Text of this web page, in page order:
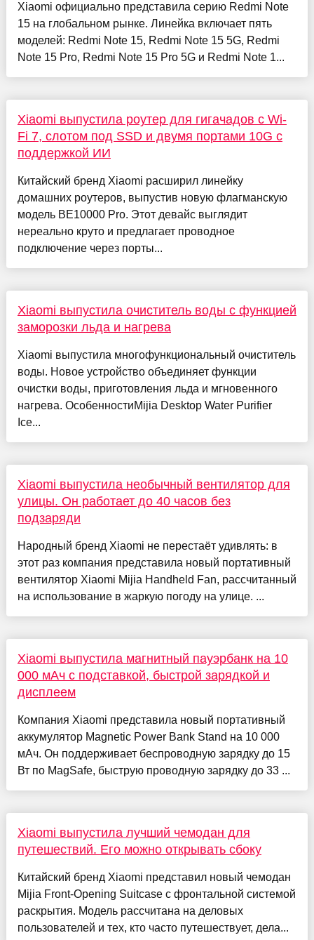
Xiaomi официально представила серию Redmi Note
15 на глобальном рынке. Линейка включает пять
моделей: Redmi Note 15, Redmi Note 15 5G, Redmi
Note 15 Pro, Redmi Note 15 Pro 5G и Redmi Note 1...
Xiaomi выпустила роутер для гигачадов с Wi-
Fi 7, слотом под SSD и двумя портами 10G с
поддержкой ИИ
Китайский бренд Xiaomi расширил линейку
домашних роутеров, выпустив новую флагманскую
модель BE10000 Pro. Этот девайс выглядит
нереально круто и предлагает проводное
подключение через порты...
Xiaomi выпустила очиститель воды с функцией
заморозки льда и нагрева
Xiaomi выпустила многофункциональный очиститель
воды. Новое устройство объединяет функции
очистки воды, приготовления льда и мгновенного
нагрева. ОсобенностиMijia Desktop Water Purifier
Ice...
Xiaomi выпустила необычный вентилятор для
улицы. Он работает до 40 часов без
подзаряди
Народный бренд Xiaomi не перестаёт удивлять: в
этот раз компания представила новый портативный
вентилятор Xiaomi Mijia Handheld Fan, рассчитанный
на использование в жаркую погоду на улице. ...
Xiaomi выпустила магнитный пауэрбанк на 10
000 мАч с подставкой, быстрой зарядкой и
дисплеем
Компания Xiaomi представила новый портативный
аккумулятор Magnetic Power Bank Stand на 10 000
мАч. Он поддерживает беспроводную зарядку до 15
Вт по MagSafe, быструю проводную зарядку до 33 ...
Xiaomi выпустила лучший чемодан для
путешествий. Его можно открывать сбоку
Китайский бренд Xiaomi представил новый чемодан
Mijia Front-Opening Suitcase с фронтальной системой
раскрытия. Модель рассчитана на деловых
пользователей и тех, кто часто путешествует, дела...